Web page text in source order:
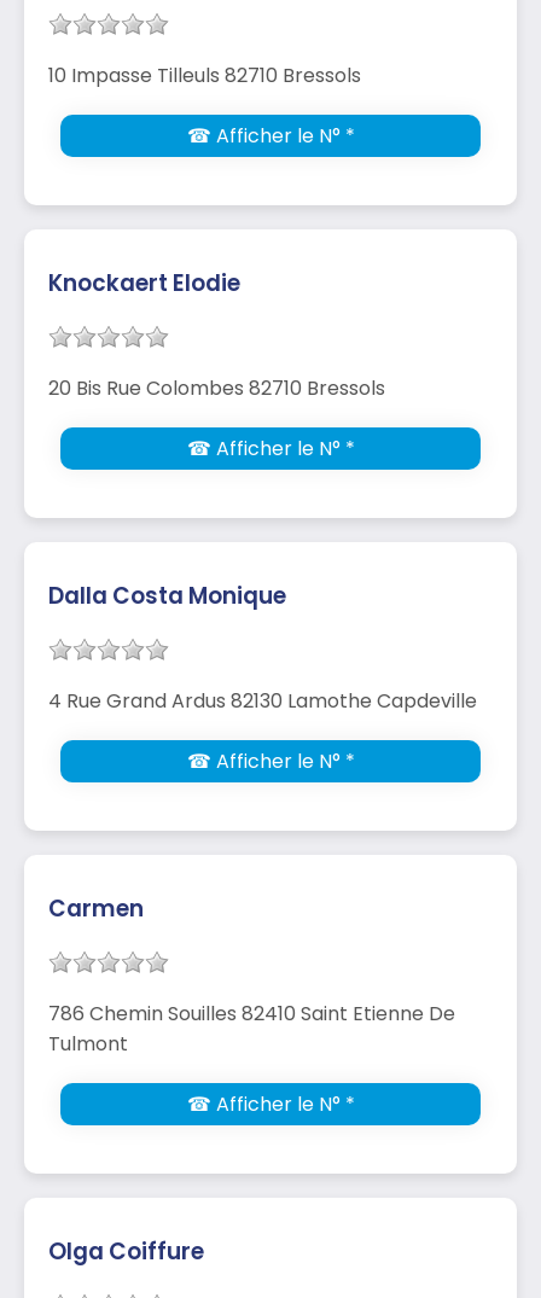
10 Impasse Tilleuls 82710 Bressols
☎ Afficher le N° *
Knockaert Elodie
20 Bis Rue Colombes 82710 Bressols
☎ Afficher le N° *
Dalla Costa Monique
4 Rue Grand Ardus 82130 Lamothe Capdeville
☎ Afficher le N° *
Carmen
786 Chemin Souilles 82410 Saint Etienne De
Tulmont
☎ Afficher le N° *
Olga Coiffure